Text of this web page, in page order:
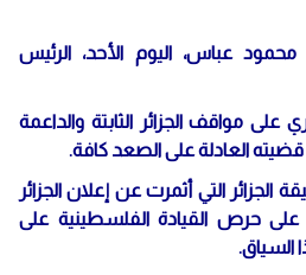
عباس، اليوم الأحد، الرئيس
على مواقف الجزائر الثابتة والداعمة
العادلة على الصعد كافة.
التي أثمرت عن إعلان الجزائر
على حرص القيادة الفلسطينية على
السياق.